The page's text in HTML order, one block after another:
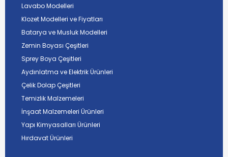
Lavabo Modelleri
Klozet Modelleri ve Fiyatları
Batarya ve Musluk Modelleri
Zemin Boyası Çeşitleri
Sprey Boya Çeşitleri
Aydınlatma ve Elektrik Ürünleri
Çelik Dolap Çeşitleri
Temizlik Malzemeleri
İnşaat Malzemeleri Ürünleri
Yapı Kimyasalları Ürünleri
Hırdavat Ürünleri